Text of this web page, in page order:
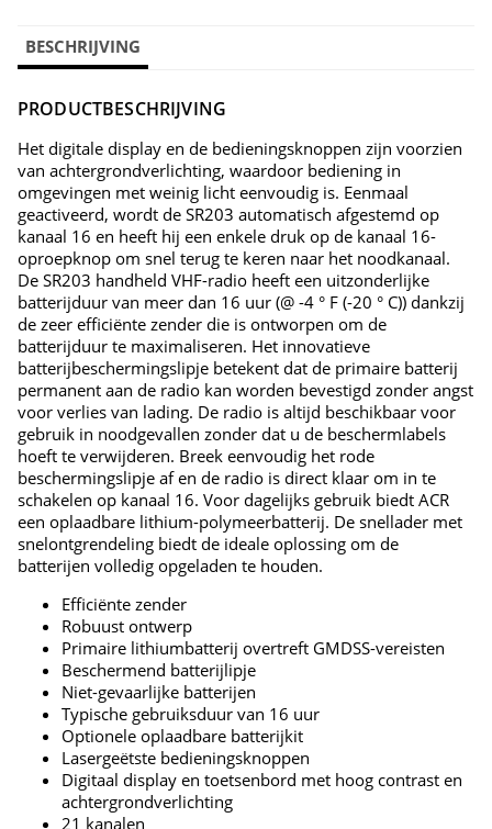
BESCHRIJVING
PRODUCTBESCHRIJVING
Het digitale display en de bedieningsknoppen zijn voorzien
van achtergrondverlichting, waardoor bediening in
omgevingen met weinig licht eenvoudig is. Eenmaal
geactiveerd, wordt de SR203 automatisch afgestemd op
kanaal 16 en heeft hij een enkele druk op de kanaal 16-
oproepknop om snel terug te keren naar het noodkanaal.
De SR203 handheld VHF-radio heeft een uitzonderlijke
batterijduur van meer dan 16 uur (@ -4 ° F (-20 ° C)) dankzij
de zeer efficiënte zender die is ontworpen om de
batterijduur te maximaliseren. Het innovatieve
batterijbeschermingslipje betekent dat de primaire batterij
permanent aan de radio kan worden bevestigd zonder angst
voor verlies van lading. De radio is altijd beschikbaar voor
gebruik in noodgevallen zonder dat u de beschermlabels
hoeft te verwijderen. Breek eenvoudig het rode
beschermingslipje af en de radio is direct klaar om in te
schakelen op kanaal 16. Voor dagelijks gebruik biedt ACR
een oplaadbare lithium-polymeerbatterij. De snellader met
snelontgrendeling biedt de ideale oplossing om de
batterijen volledig opgeladen te houden.
Efficiënte zender
Robuust ontwerp
Primaire lithiumbatterij overtreft GMDSS-vereisten
Beschermend batterijlipje
Niet-gevaarlijke batterijen
Typische gebruiksduur van 16 uur
Optionele oplaadbare batterijkit
Lasergeëtste bedieningsknoppen
Digitaal display en toetsenbord met hoog contrast en
achtergrondverlichting
21 kanalen